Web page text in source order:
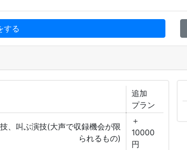
する
追加
プラン
、叫ぶ演技(大声で収録機会が限
られるもの)
＋
10000
円